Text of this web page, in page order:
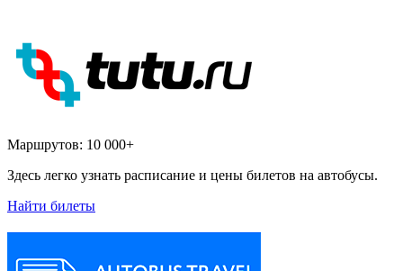
Маршрутов: 10 000+
Здесь легко узнать расписание и цены билетов на автобусы.
Найти билеты